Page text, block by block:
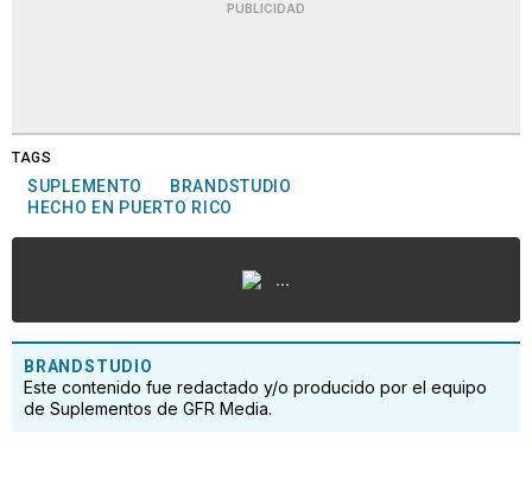
PUBLICIDAD
TAGS
SUPLEMENTO
BRANDSTUDIO
HECHO EN PUERTO RICO
...
BRANDSTUDIO
Este contenido fue redactado y/o producido por el equipo
de Suplementos de GFR Media.